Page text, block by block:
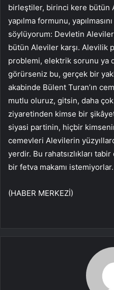
birleştiler, birinci kere bütün
yapılma formunu,
söylüyorum: Devletin
bütün Aleviler karşı. Alevilik
problemi, elektrik sorunu ya
görürseniz bu, gerçek bir
akabinde Bülent Turan’ın
mutlu oluruz, gitsin, daha
ziyaretinden kimse bir
siyasi partinin, hiçbir
cemevleri Alevilerin
yerdir. Bu rahatsızlıkları
bir fetva makamı istemiyorlar.
(HABER MERKEZİ)